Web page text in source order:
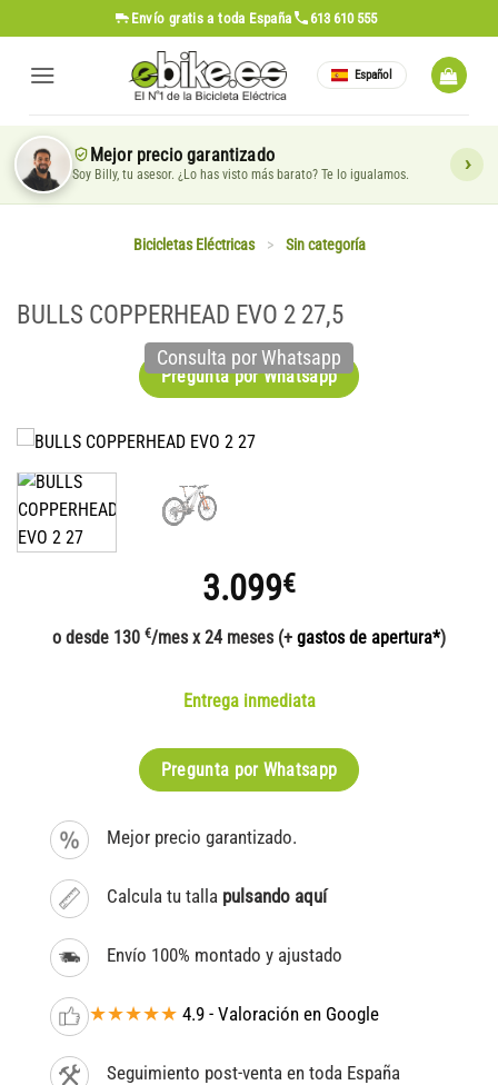
al
contenido
Envío gratis a toda España 613 610 555
Español
Mejor precio garantizado
Soy Billy, tu asesor. ¿Lo has visto más barato? Te lo igualamos.
Bicicletas Eléctricas > Sin categoría
BULLS COPPERHEAD EVO 2 27,5
Pregunta por Whatsapp
Consulta por Whatsapp
3.099€
o desde 130 €/mes x 24 meses (+ gastos de apertura*)
Entrega inmediata
Pregunta por Whatsapp
Mejor precio garantizado.
Calcula tu talla pulsando aquí
Envío 100% montado y ajustado
★★★★★ 4.9 - Valoración en Google
Seguimiento post-venta en toda España